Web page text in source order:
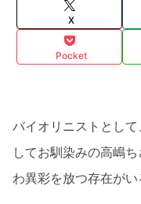
X
Pocket
バイオリニストとし
してお馴染みの高嶋
わ異彩を放つ存在がい